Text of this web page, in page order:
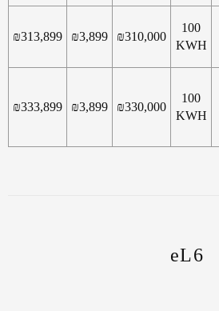
100
KWH
₪310,000
₪3,899
₪313,899
100
KWH
₪330,000
₪3,899
₪333,899
eL6